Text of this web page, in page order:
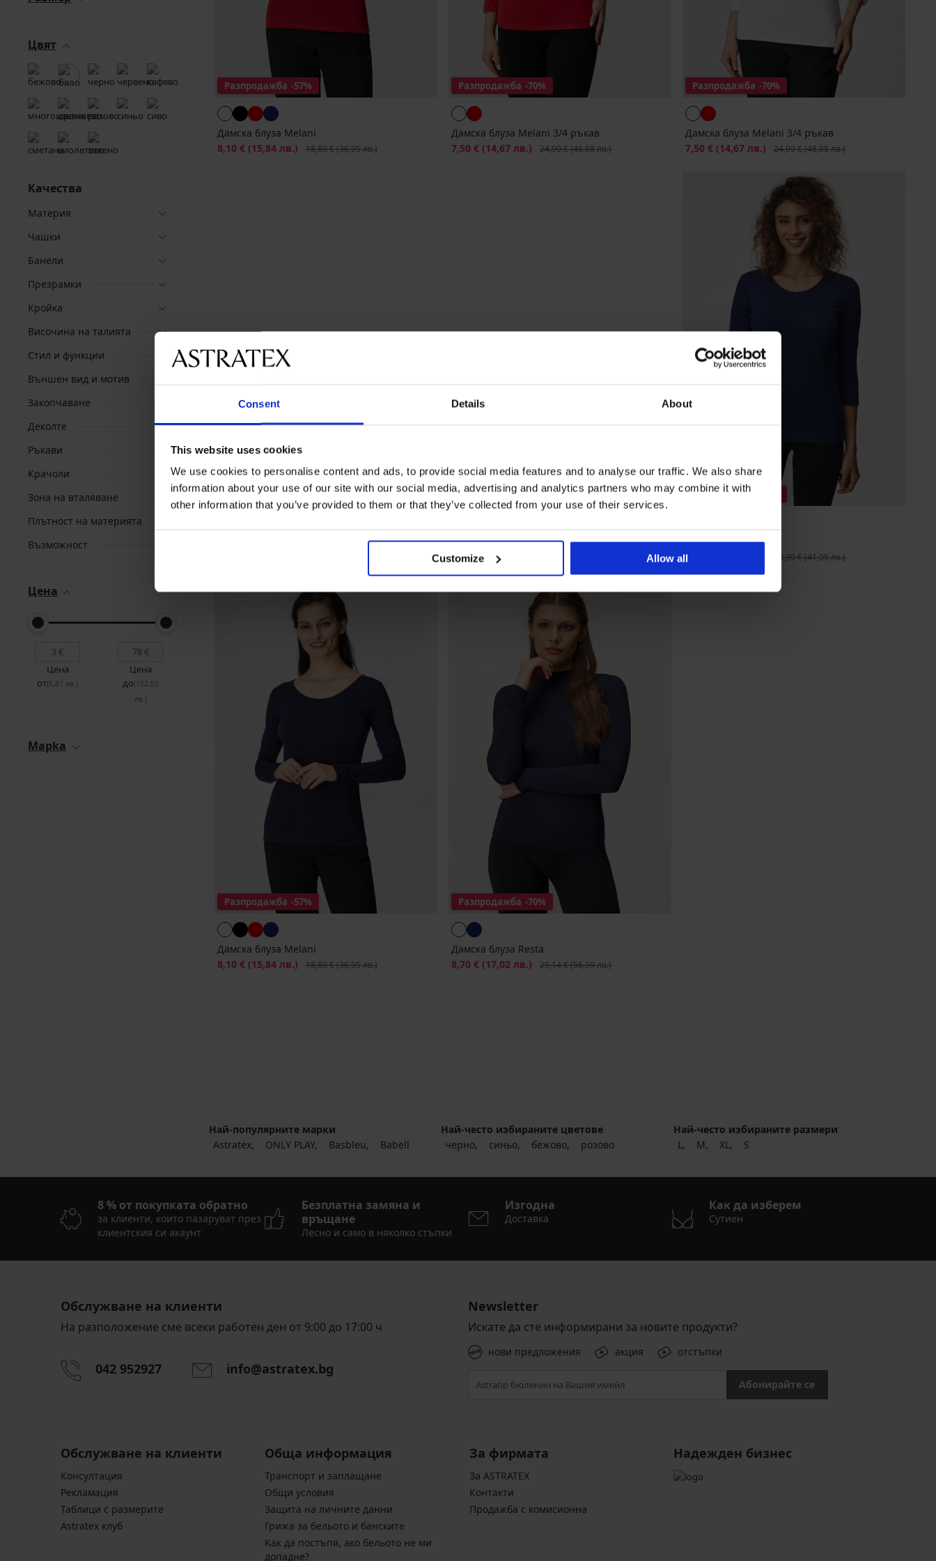
Consent Details About
This website uses cookies
We use cookies to personalise content and ads, to provide social media features and to analyse our traffic. We also share
information about your use of our site with our social media, advertising and analytics partners who may combine it with
other information that you’ve provided to them or that they’ve collected from your use of their services.
Customize Allow all
Цвят
Качества
Материя
Чашки
Банели
Презрамки
Кройка
Височина на талията
Стил и функции
Външен вид и мотив
Закопчаване
Деколте
Ръкави
Крачоли
Зона на вталяване
Плътност на материята
Възможност
Цена
Цена
от(5,87 лв.)
Цена
до(152,55
лв.)
Mapka
Разпродажба -57%
Дамска блуза Melani
Намаление
8,10 € (15,84 лв.) Първоначална цена
18,89 €(36,95 лв.)
Разпродажба -70%
Дамска блуза Melani 3/4 ръкав
Намаление
7,50 € (14,67 лв.) Първоначална цена
24,99 €(48,88 лв.)
Разпродажба -70%
Дамска блуза Melani 3/4 ръкав
Намаление
7,50 € (14,67 лв.) Първоначална цена
24,99 €(48,88 лв.)
Разпродажба
Блуза Gwen
Намаление
8,40 € Първоначална цена
20,99 €(41,05 лв.)
Разпродажба -57%
Дамска блуза Melani
Намаление
8,10 € (15,84 лв.) Първоначална цена
18,89 €(36,95 лв.)
Разпродажба -70%
Дамска блуза Resta
Намаление
8,70 € (17,02 лв.) Първоначална цена
29,14 €(56,99 лв.)
Най-популярните марки
Astratex
ONLY PLAY Basbleu Babell
Най-често избираните цветове
черно
синьо бежово розово
Най-често избираните размери
L
M XL S
8 % от покупката обратно
за клиенти, които пазаруват през
клиентския си акаунт
Безплатна замяна и
връщане
Лесно и само в няколко стъпки
Изгодна
Доставка
Как да изберем
Сутиен
Обслужване на клиенти
На разположение сме всеки работен ден от 9:00 до 17:00 ч
042 952927 info@astratex.bg
Newsletter
Искате да сте информирани за новите продукти?
нови предложения акция отстъпки
Абонирайте се
Обслужване на клиенти
Консултация
Pекламация
Таблици с размерите
Astratex клуб
Обща информация
Транспорт и заплащане
Общи условия
Защита на личните данни
Грижа за бельото и банските
Kак да постъпя, ако бельото не ми
допадне?
За фирмата
За ASTRATEX
Контакти
Продажба с комисионна
Надежден бизнес